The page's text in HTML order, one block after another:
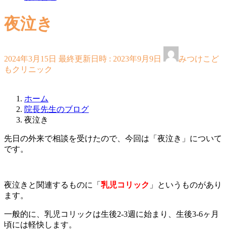
夜泣き
2024年3月15日 最終更新日時 : 2023年9月9日
みつけこど
もクリニック
ホーム
院長先生のブログ
夜泣き
先日の外来で相談を受けたので、今回は「夜泣き」について
です。
夜泣きと関連するものに「 乳児コリック 」というものがあり
ます。
一般的に、乳児コリックは生後2-3週に始まり、生後3-6ヶ月
頃には軽快します。